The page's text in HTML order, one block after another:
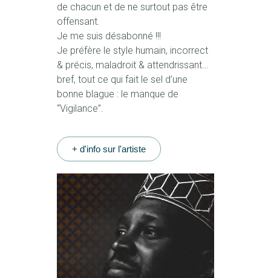
de chacun et de ne surtout pas être
offensant.
Je me suis désabonné !!!
Je préfère le style humain, incorrect
& précis, maladroit & attendrissant…
bref, tout ce qui fait le sel d’une
bonne blague : le manque de
“Vigilance”.
+ d'info sur l'artiste